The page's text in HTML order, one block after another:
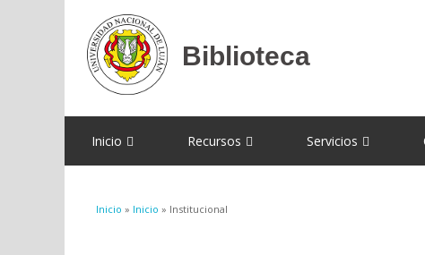
Inicio Recursos Servicios
Se encuentra usted aquí
Inicio » Inicio » Institucional